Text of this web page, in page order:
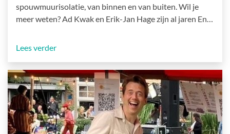
spouwmuurisolatie, van binnen en van buiten. Wil je
meer weten? Ad Kwak en Erik-Jan Hage zijn al jaren En…
Lees verder